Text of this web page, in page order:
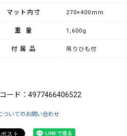
マット内寸 270×400mm
重量 1,600g
付属品 吊りひも付
ード：4977466406522
ついてのお問い合わせ